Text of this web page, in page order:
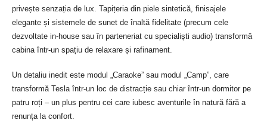
privește senzația de lux. Tapițeria din piele sintetică, finisajele
elegante și sistemele de sunet de înaltă fidelitate (precum cele
dezvoltate in-house sau în parteneriat cu specialiști audio) transformă
cabina într-un spațiu de relaxare și rafinament.
Un detaliu inedit este modul „Caraoke” sau modul „Camp”, care
transformă Tesla într-un loc de distracție sau chiar într-un dormitor pe
patru roți – un plus pentru cei care iubesc aventurile în natură fără a
renunța la confort.